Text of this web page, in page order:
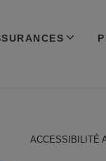
ACCESSIBILITÉ